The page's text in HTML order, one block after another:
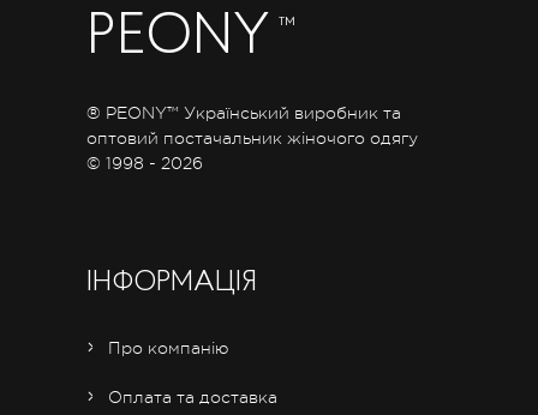
PEONY ™
® PEONY™ Український виробник та
оптовий постачальник жіночого одягу
© 1998 - 2026
ІНФОРМАЦІЯ
Про компанію
Оплата та доставка